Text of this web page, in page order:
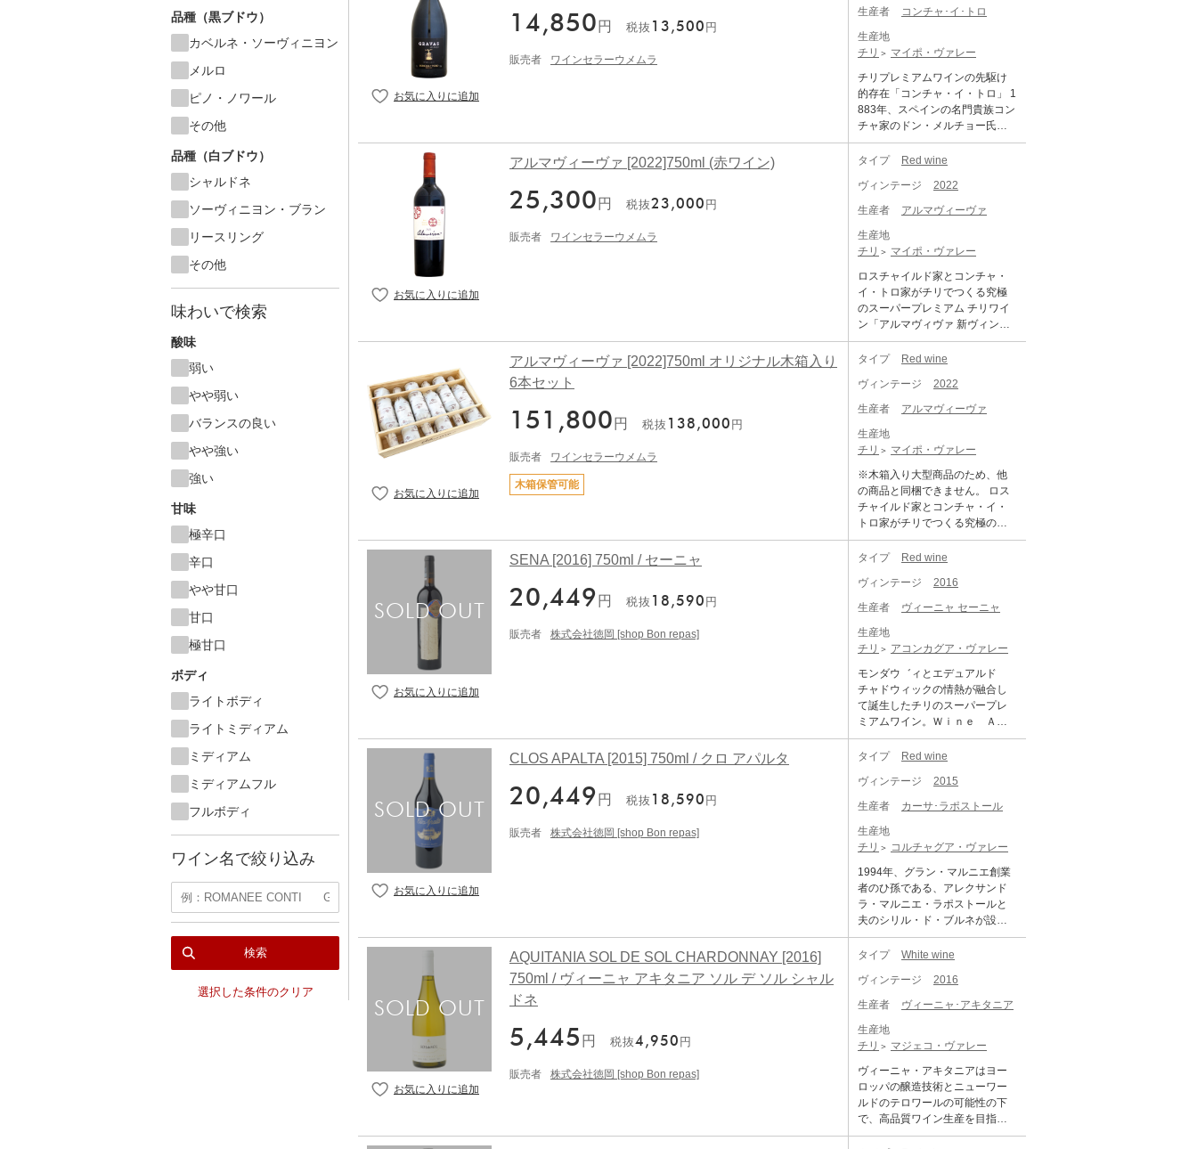
品種（黒ブドウ）
カベルネ・ソーヴィニヨン
メルロ
ピノ・ノワール
その他
品種（白ブドウ）
シャルドネ
ソーヴィニヨン・ブラン
リースリング
その他
味わいで検索
酸味
弱い
やや弱い
バランスの良い
やや強い
強い
甘味
極辛口
辛口
やや甘口
甘口
極甘口
ボディ
ライトボディ
ライトミディアム
ミディアム
ミディアムフル
フルボディ
ワイン名で絞り込み
検索
選択した条件のクリア
トゥール、ラフィットを抜いて
ナンバー1に輝いたのは ビニェー
ド・チャドウィック2000年。 エ
世界に証明しました。 セット内
容 【ドン・マキシミアーノ フ
ァウンダーズ リザーヴ [198
9]】 1989年 ワイン醸造革命の
始まりと技術の向上を迎え始め
た1989年 セパージュ：カベル
ネ・ソーヴィニョン 100% アル
コール： 12.0％ / pH： 3.44 / 総
酸性度： 6.3 g / l（酒石酸) / 残留
色でチェリーのハイライトであ
り、フレッシュフルーツのノー
ト、よりバルサミコのタッチ、
やや土っぽいノートのある複雑
で深いノーズを持つワインで
す。口に含むと深くエレガント
ニンが丸みを帯び、上質に感じ
えます。 ジェームス・サックリ
ング氏：91点 【ドン・マキシミ
アーノ ファウンダーズ リザ
ーヴ [2009]】 2009年 世界に衝
撃を与えた2004年のベルリンテ
ワインヘの品質を探求した2000
年代を体現した2009年 セパージ
ュ：80％カベルネソーヴィニヨ
ン、10％カルメネール、5％プチ
ルコール： 14.5％ / pH： 3.38 /
総酸性度：5.97 g / l（酒石酸) / 残
めきのある美しい紫赤色のドン
マキシミアーノ2009は、ブラッ
クベリーやブルーベリーなどの
とリコリスが添えられており、
すべてナッツと杉の微妙なノー
トで 囲まれています。口の中で
それは素晴らしい個性で寛大で
官能的なプロフィールを示しま
す。 黒い果物といくつかのタル
フの柔らかいノートが豊富で
す。 非常に優れた酸味と、構造
在することで、 非常に活気のあ
るワインであり、非常に長持ち
し、瓶の中で年を重ねるごとに
複雑さが増します。 ジェーム
ス・サックリング氏：95点
が、コンチャ・イ・トロの始ま
同社は、急速な成長を遂げ、現
在、チリ、アルゼンチン、アメ
リカに約11,300ヘクタールの自
社畑を所有しています。その所
有面積は南米1位の規模を誇り、
毎年安定した高い品質のワイン
アンデス山脈に挟まれて南北に
細長く広がっています。北に砂
害虫の侵入を防ぎ、長く乾燥す
る夏、寒い冬、そしてブドウ生
育期の昼夜の大きな温度差は、
す。そのような恵まれた風土の
中でワイン造りを行うコンチ
ャ・イ・トロは、ワインそのも
のだけではなく、自然環境、地
域社会、人々にも着目をしてい
ます。ワインズ・オブ・チリの
サステナブル認証の取得をはじ
めとし、2021年には、審査が極
めて難しいとされる「Bコーポレ
パフォーマンスの高い基準を満
たす企業を認定する制度)をチリ
の上場企業で初めて取得をする
など、世界のワイン業界を牽引
する企業となっています。 「グ
ラバス・デル・マイポ カベル
なアンデス山脈へ捧げる、「フ
及したシリーズで、ワインメー
カーは、ドン・メルチョーのア
シスタントワインメーカーを務
めていたイザベル・ミタラキス
です。『グラバス』とは、古代
を繰り返し、静かに形成された
土壌の下層に存在する小石のこ
とを指しています。 深みのある
チェリーレッド。赤い果実とス
な口当たりでバランスが良く、
しっかりとしたボディと優雅な
ルチョーと同じ畑から生まれ
る、セカンドとも呼べるワイン
です。 Concha y Toro Gravas de
ンチャ・イ・トロ グラバス・デ
ル・マイポ カベルネ・ソーヴィ
ニヨン 生産地：チリ セントラ
ル・ヴァレー マイポ・ヴァレー
プエンテ・アルト 原産地呼称：
DO. PUENTE ALTO ぶどう品
9%、プティ・ヴェルド 1% アル
コール度数：14.0% 味わい：赤
ドヴォケイト：92 ポイント Rati
ng 92 Release Price $50 Drink D
ate 2018 - 2023 Reviewed by Lu
is Gutierrez Issue Date 1st Nov 2
018 Source 239, The Wine Advo
cate There is always a little Cabe
ojas, a very classical and round,
14,850 円 税抜 13,500 円
販売者 ワインセラーウメムラ
生産者
コンチャ･イ･トロ
生産地
チリ
マイポ・ヴァレー
チリプレミアムワインの先駆け
的存在「コンチャ・イ・トロ」 1
883年、スペインの名門貴族コン
チャ家のドン・メルチョー氏
が、ボルドーからブドウの苗を
チリへ持ち込み、ブドウ栽培に
レーにブドウ畑を開拓したの
が、コンチャ・イ・トロの始ま
同社は、急速な成長を遂げ、現
在、チリ、アルゼンチン、アメ
リカに約11,300ヘクタールの自
社畑を所有しています。その所
有面積は南米1位の規模を誇り、
毎年安定した高い品質のワイン
アンデス山脈に挟まれて南北に
細長く広がっています。北に砂
害虫の侵入を防ぎ、長く乾燥す
る夏、寒い冬、そしてブドウ生
育期の昼夜の大きな温度差は、
す。そのような恵まれた風土の
中でワイン造りを行うコンチ
ャ・イ・トロは、ワインそのも
のだけではなく、自然環境、地
域社会、人々にも着目をしてい
ます。ワインズ・オブ・チリの
サステナブル認証の取得をはじ
めとし、2021年には、審査が極
めて難しいとされる「Bコーポレ
パフォーマンスの高い基準を満
たす企業を認定する制度)をチリ
の上場企業で初めて取得をする
など、世界のワイン業界を牽引
する企業となっています。 「グ
ラバス・デル・マイポ シラー」
る、「フィネス」と「エレガン
インメーカーは、ドン・メルチ
ョーのアシスタントワインメー
カーを務めていたイザベル・ミ
タラキスです。『グラバス』と
は、古代よりマイポ川流域で浸
成された土壌の下層に存在する
小石のことを指しています。 チ
リ産シラーワインの最高峰。ド
ン・メルチョーはマイポ川の北
シラーは対岸に位置する南側の
畑のブドウを使用しています。
ントな味わいが特長です。 Conc
ha y Toro Gravas del Maipo Syra
h コンチャ・イ・トロ グラバ
地：チリ セントラル・ヴァレー
マイポ・ヴァレー ブイン 原産地
呼称：DO. Buin ぶどう品種：シ
ラー 100% アルコール度数：15.
0% 味わい：赤ワイン 辛口 フル
アルマヴィーヴァ [2022]750ml (赤ワイン)
25,300 円 税抜23,000 円
販売者 ワインセラーウメムラ
タイプ
Red wine
ヴィンテージ
2022
生産者
アルマヴィーヴァ
生産地
チリ
マイポ・ヴァレー
ロスチャイルド家とコンチャ・
イ・トロ家がチリでつくる究極
のスーパープレミアム チリワイ
ン「アルマヴィヴァ 新ヴィンテ
ージ2022年」 バランスの取れた
酸としっかりした骨格は、プエ
ワールを表現。濃厚で甘美、染
み込むようなリッチな味わいを
ック格付け第1級に君臨するボル
ドーワイン頂点の一つ、シャト
ー・ムートン・ロスチャイルド
を所有するバロン・フィリッ
プ・ド・ロスチャイルド社と、7
000haを超えるという面積の畑を
トロ社とのジョイント・ベンチ
ャーにより1998年に誕生。 ワイ
ス以来、90点を下回る評価を受
けたことはなく、ジェームス・
サックリング氏が選ぶ「トップ1
ィンテージが100点を獲得し、
堂々の1位に。世界のトップワイ
ンの序列に大きな影響を与え
た、偉大なワインです。 「アル
マヴィーヴァ」は、オーパス・
ワンに続く豪華コラボレーショ
ンによって生み出された、高品
質チリワインを代表する偉大な
ワインです。ボルドー最高峰の
融合によって生み出されるワイ
ンは、パワフルさに加えて、エ
レガンスも感じる味わいで、熟
成のポテンシャルにも秀でた珠
玉の1本です。 ■2022年ヴィンテ
ージ情報■ 例年より乾燥していた
て素晴らしい年となった。スト
ッシュさを欠くことなく、例年
よりリッチ。バランスの取れた
酸としっかりした骨格の味わい
は、プエンテ・アルトの素晴ら
しいテロワールを表現してい
秘めた素晴らしい仕上がり。 ■2
022年テイスティングコメント■
濃いルビーレッド色。熟したカ
シス、野イチゴ、ブラックベリ
アルマヴィーヴァ [2022]750ml オリジナル木箱入り
6本セット
151,800 円 税抜 138,000 円
販売者 ワインセラーウメムラ
木箱保管可能
タイプ
Red wine
ヴィンテージ
2022
生産者
アルマヴィーヴァ
生産地
チリ
マイポ・ヴァレー
※木箱入り大型商品のため、他
の商品と同梱できません。 ロス
チャイルド家とコンチャ・イ・
トロ家がチリでつくる究極のス
ーパープレミアム チリワイン
「アルマヴィヴァ 新ヴィンテー
としっかりした骨格は、プエン
テ・アルトの素晴らしいテロワ
込むようなリッチな味わいを持
つ2022年ヴィンテージ！ メドッ
ク格付け第1級に君臨するボルド
ーワイン頂点の一つ、シャト
ー・ムートン・ロスチャイルド
を所有するバロン・フィリッ
所有する、名実ともにチリ最大
のワイナリー、コンチャ・イ・
ャーにより1998年に誕生。 ワイ
ン・アドヴォケイトではリリー
ス以来、90点を下回る評価を受
サックリング氏が選ぶ「トップ1
00ワイン2017」では、2015年ヴ
ィンテージが100点を獲得し、
堂々の1位に。世界のトップワイ
ンの序列に大きな影響を与え
た、偉大なワインです。 「アル
マヴィーヴァ」は、オーパス・
ワンに続く豪華コラボレーショ
ンによって生み出された、高品
ワインです。ボルドー最高峰の
技術とチリ最高のテロワールの
融合によって生み出されるワイ
ンは、パワフルさに加えて、エ
レガンスも感じる味わいで、熟
成のポテンシャルにも秀でた珠
SENA [2016] 750ml / セーニャ
20,449 円 税抜 18,590 円
販売者 株式会社徳岡 [shop Bon repas]
タイプ
Red wine
ヴィンテージ
2016
生産者
ヴィーニャ セーニャ
生産地
チリ
アコンカグア・ヴァレー
モンダウ゛ィとエデュアルド
チャドウィックの情熱が融合し
て誕生したチリのスーパープレ
ミアムワイン。Ｗｉｎｅ Ａｄ
ｖｏｃａｔｅ 97、Ｊａｍｅ
ｓ Ｓｕｃｋｌｉｎｇ 98
CLOS APALTA [2015] 750ml / クロ アパルタ
20,449 円 税抜 18,590 円
販売者 株式会社徳岡 [shop Bon repas]
タイプ
Red wine
ヴィンテージ
2015
生産者
カーサ･ラポストール
生産地
チリ
コルチャグア・ヴァレー
1994年、グラン・マルニエ創業
者のひ孫である、アレクサンド
ラ・マルニエ・ラポストールと
夫のシリル・ド・ブルネが設立
したワイナリー。 使用品種…カ
ルメネール、カベルネ・ソーヴ
ネ・フラン ジェームス・サック
リング100点の評価。
AQUITANIA SOL DE SOL CHARDONNAY [2016]
750ml / ヴィーニャ アキタニア ソル デ ソル シャル
ドネ
5,445 円 税抜4,950 円
販売者 株式会社徳岡 [shop Bon repas]
タイプ
White wine
ヴィンテージ
2016
生産者
ヴィーニャ･アキタニア
生産地
チリ
マジェコ・ヴァレー
ヴィーニャ・アキタニアはヨー
ロッパの醸造技術とニューワー
ルドのテロワールの可能性の下
で、高品質ワイン生産を目指す
ために設立されました。ワイン